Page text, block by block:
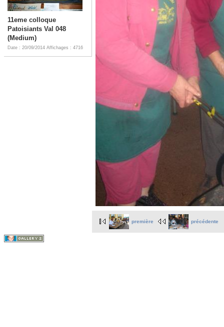
11eme colloque
Patoisiants Val 048
(Medium)
Date : 20/09/2014 Affichages : 4716
première précédente